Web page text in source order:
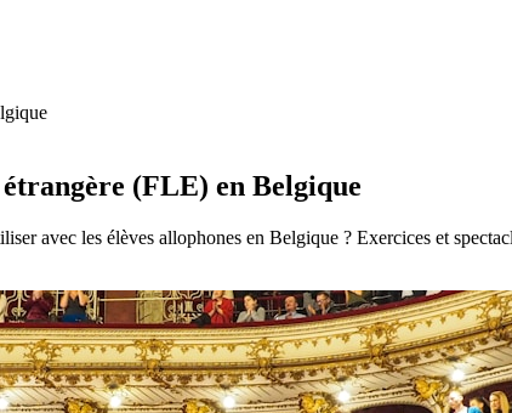
(FLE) en Belgique
avec les élèves allophones en Belgique ? Exercices et